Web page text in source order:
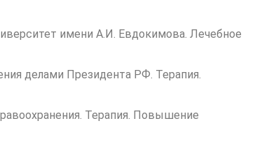
имени А.И. Евдокимова. Лечебное
делами Президента РФ. Терапия.
Терапия. Повышение